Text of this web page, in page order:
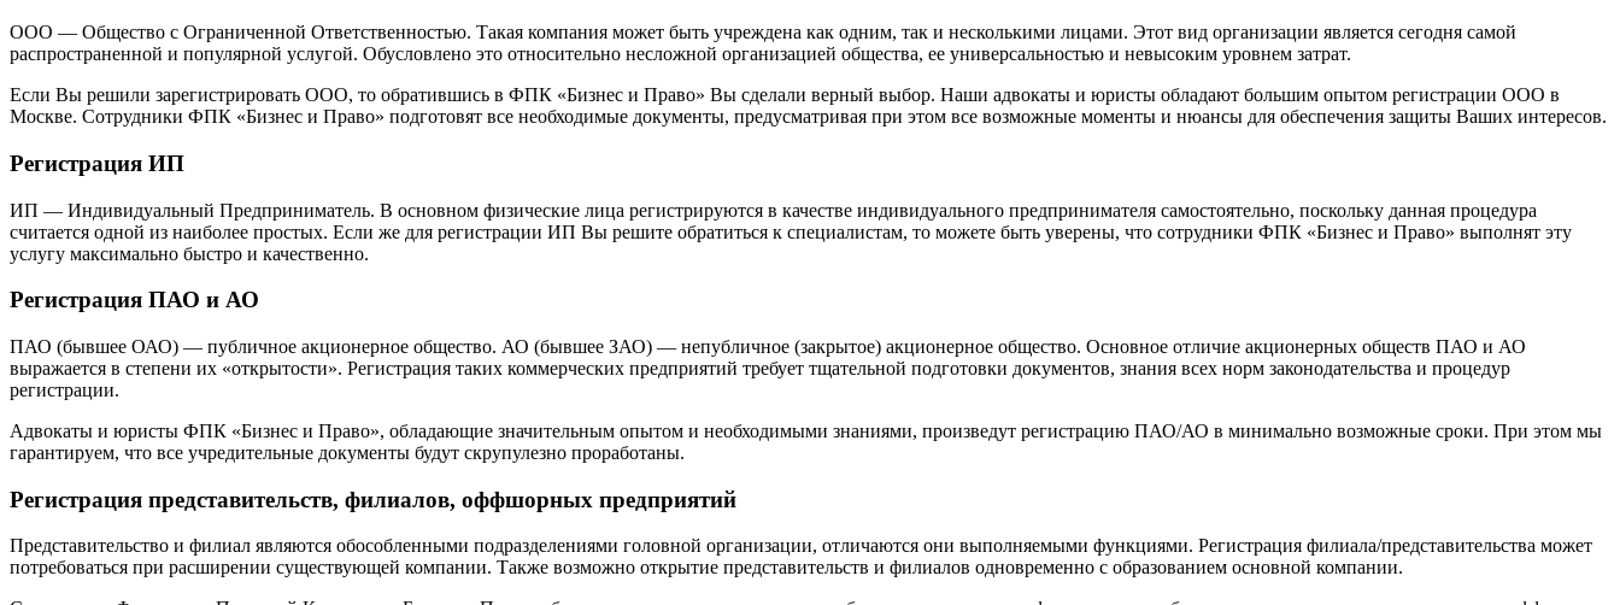
ООО — Общество с Ограниченной Ответственностью. Такая компания может быть учреждена как одним, так и несколькими лицами. Этот вид организации является сегодня самой
распространенной и популярной услугой. Обусловлено это относительно несложной организацией общества, ее универсальностью и невысоким уровнем затрат.
Если Вы решили зарегистрировать ООО, то обратившись в ФПК «Бизнес и Право» Вы сделали верный выбор. Наши адвокаты и юристы обладают большим опытом регистрации ООО в
Москве. Сотрудники ФПК «Бизнес и Право» подготовят все необходимые документы, предусматривая при этом все возможные моменты и нюансы для обеспечения защиты Ваших интересов.
Регистрация ИП
ИП — Индивидуальный Предприниматель. В основном физические лица регистрируются в качестве индивидуального предпринимателя самостоятельно, поскольку данная процедура
считается одной из наиболее простых. Если же для регистрации ИП Вы решите обратиться к специалистам, то можете быть уверены, что сотрудники ФПК «Бизнес и Право» выполнят эту
услугу максимально быстро и качественно.
Регистрация ПАО и АО
ПАО (бывшее ОАО) — публичное акционерное общество. АО (бывшее ЗАО) — непубличное (закрытое) акционерное общество. Основное отличие акционерных обществ ПАО и АО
выражается в степени их «открытости». Регистрация таких коммерческих предприятий требует тщательной подготовки документов, знания всех норм законодательства и процедур
регистрации.
Адвокаты и юристы ФПК «Бизнес и Право», обладающие значительным опытом и необходимыми знаниями, произведут регистрацию ПАО/АО в минимально возможные сроки. При этом мы
гарантируем, что все учредительные документы будут скрупулезно проработаны.
Регистрация представительств, филиалов, оффшорных предприятий
Представительство и филиал являются обособленными подразделениями головной организации, отличаются они выполняемыми функциями. Регистрация филиала/представительства может
потребоваться при расширении существующей компании. Также возможно открытие представительств и филиалов одновременно с образованием основной компании.